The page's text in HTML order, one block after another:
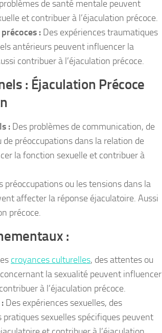
de santé mentale peuvent
et contribuer à l’éjaculation précoce.
: Des expériences traumatiques
antérieurs peuvent influencer la
contribuer à l’éjaculation précoce.
: Éjaculation Précoce
: Des problèmes de communication, de
préoccupations dans la relation de
la fonction sexuelle et contribuer à
préoccupations ou les tensions dans la
affecter la réponse éjaculatoire. Aussi
précoce.
:
croyances culturelles, des attentes ou
la sexualité peuvent influencer
à l’éjaculation précoce.
Des expériences sexuelles, des
sexuelles spécifiques peuvent